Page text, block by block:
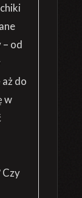
od
do
w
Czy